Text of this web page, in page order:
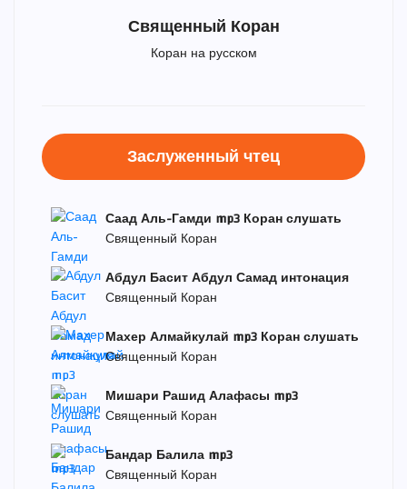
Священный Коран
Коран на русском
Заслуженный чтец
Саад Аль-Гамди mp3 Коран слушать
Священный Коран
Абдул Басит Абдул Самад интонация
Священный Коран
Махер Алмайкулай mp3 Коран слушать
Священный Коран
Мишари Рашид Алафасы mp3
Священный Коран
Бандар Балила mp3
Священный Коран